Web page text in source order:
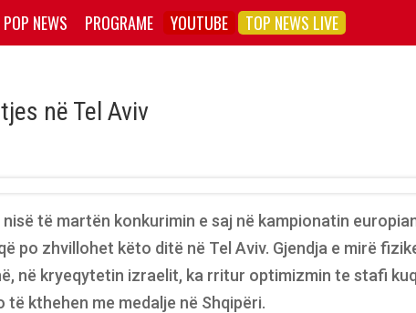
POP NEWS PROGRAME YOUTUBE TOP NEWS LIVE
në Tel Aviv
të martën konkurimin e saj në kampionatin
po zhvillohet këto ditë në Tel Aviv. Gjendja e mirë
në kryeqytetin izraelit, ka rritur optimizmin te stafi
të kthehen me medalje në Shqipëri.